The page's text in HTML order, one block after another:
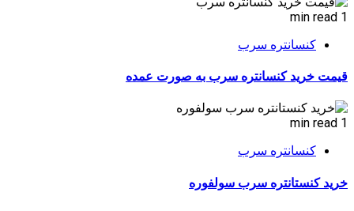
1 min read
کنسانتره سرب
قیمت خرید کنسانتره سرب به صورت عمده
1 min read
کنسانتره سرب
خرید کنستانتره سرب سولفوره